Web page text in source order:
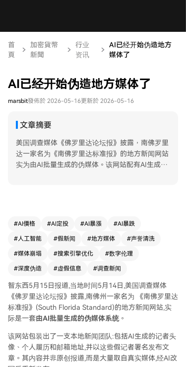
首
頁
加密貨幣
新聞
行业
资讯
AI已经开始伪造地方
媒体了
AI已经开始伪造地方媒体了
marsbit發佈於 2026-05-16更新於 2026-05-16
文章摘要
美国调查媒体《佛罗里达论坛报》披露，南佛罗里
达一家名为《南佛罗里达标准报》的地方新闻网站
实为由AI批量生成的伪媒体。该网站配有AI生成的
查追溯至费城在线声誉管理公司“发现力公司”及其
务包括帮助客户用“反向叙事”掩盖网络负面记录。
他承认这些网站是建立“搜索引擎权威”的实验，并
内生成一个包含虚假团队和文章的“新闻网站”。
专家指出，这类被称为“粉红泥”的虚假网站在美国
数量已超过本地日报，它们利用传统新闻业衰落留
下的真空，意图操纵舆论。AI技术加剧了此问题，
不仅威胁原创媒体生存，若下一代AI模型用此类低
件凸显了AI滥用对新闻真实性和公共讨论的严重威
胁。
#AI價格 #AI定投 #AI暴漲 #AI暴跌
#人工智能 #假新闻 #地方媒体 #声誉清洗
#媒体崩塌 #搜索引擎优化 #数字伦理
#深度伪造 #虚假信息 #调查新闻
智东西5月15日报道,当地时间5月14日,美国调查媒体
《佛罗里达论坛报》披露,南佛州一家名为 《南佛罗里达
标准报》(South Florida Standard)的地方新闻网站,实
际是一套由AI批量生成的伪媒体系统。
该网站包装出了一支本地新闻团队:包括AI生成的记者头
像、个人履历和邮箱地址,并以这些假记者署名发布文
章。其内容并非原创报道,而是大量取自真实媒体,经AI改